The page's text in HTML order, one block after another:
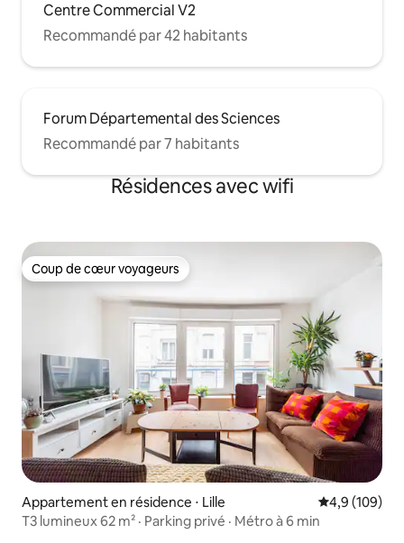
Centre Commercial V2
Recommandé par 42 habitants
Forum Départemental des Sciences
Recommandé par 7 habitants
Résidences avec wifi
Coup de cœur voyageurs
Coup de cœur voyageurs
Appartement en résidence ⋅ Lille Évaluation
4,9 (109)
T3 lumineux 62 m² · Parking privé · Métro à 6 min